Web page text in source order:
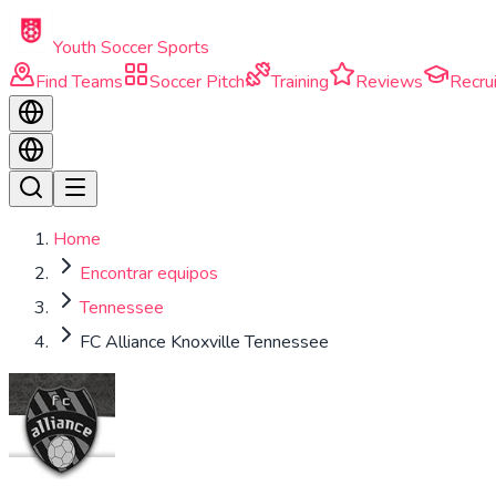
Skip to main content
Youth Soccer Sports
Find Teams
Soccer Pitch Training Reviews
Home
Encontrar equipos
Tennessee
FC Alliance Knoxville Tennessee